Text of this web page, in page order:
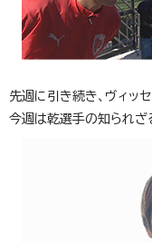
先週に引き続き、ヴィッ
今週は乾選手の知られざ